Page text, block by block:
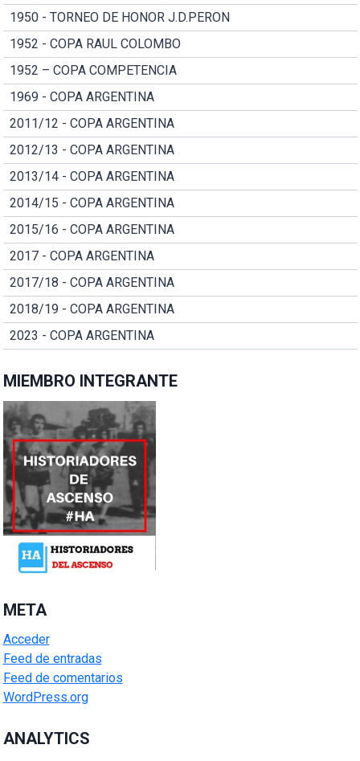
1950 - TORNEO DE HONOR J.D.PERON
1952 - COPA RAUL COLOMBO
1952 – COPA COMPETENCIA
1969 - COPA ARGENTINA
2011/12 - COPA ARGENTINA
2012/13 - COPA ARGENTINA
2013/14 - COPA ARGENTINA
2014/15 - COPA ARGENTINA
2015/16 - COPA ARGENTINA
2017 - COPA ARGENTINA
2017/18 - COPA ARGENTINA
2018/19 - COPA ARGENTINA
2023 - COPA ARGENTINA
MIEMBRO INTEGRANTE
META
Acceder
Feed de entradas
Feed de comentarios
WordPress.org
ANALYTICS